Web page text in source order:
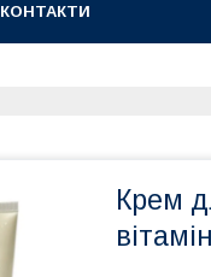
КОНТАКТИ
Крем